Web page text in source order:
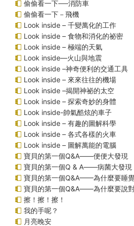
偷偷看一下──消防車
偷偷看一下－飛機
Look inside – 千變萬化的工作
Look inside – 食物和消化的祕密
Look inside – 極端的天氣
Look inside—火山與地震
Look inside –神奇便利的交通工具
Look inside – 來來往往的機場
Look inside –揭開神祕的太空
Look inside – 探索奇妙的身體
Look inside-帥氣酷炫的車子
Look inside – 有趣的圖解科學
Look inside – 各式各樣的火車
Look inside – 圖解萬能的電腦
寶貝的第一個Q&A――便便大發現
寶貝的第一個Q & A――病菌大發現
寶貝的第一個Q&A——為什麼要睡
寶貝的第一個Q&A――為什麼要說
擦！擦！擦！
我的手呢？
月亮晚安